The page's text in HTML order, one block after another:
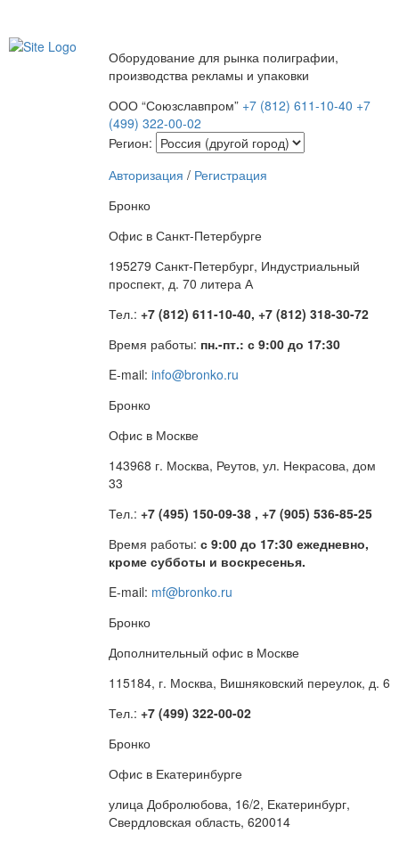
Оборудование для рынка полиграфии,
производства рекламы и упаковки
ООО “Союзславпром” +7 (812) 611-10-40 +7
(499) 322-00-02
Регион:
Авторизация / Регистрация
Бронко
Офис в Санкт-Петербурге
195279 Санкт-Петербург, Индустриальный
проспект, д. 70 литера А
Тел.: +7 (812) 611-10-40, +7 (812) 318-30-72
Время работы: пн.-пт.: с 9:00 до 17:30
E-mail: info@bronko.ru
Бронко
Офис в Москве
143968 г. Москва, Реутов, ул. Некрасова, дом
33
Тел.: +7 (495) 150-09-38 , +7 (905) 536-85-25
Время работы: с 9:00 до 17:30 ежедневно,
кроме субботы и воскресенья.
E-mail: mf@bronko.ru
Бронко
Дополнительный офис в Москве
115184, г. Москва, Вишняковский переулок, д. 6
Тел.: +7 (499) 322-00-02
Бронко
Офис в Екатеринбурге
улица Добролюбова, 16/2, Екатеринбург,
Свердловская область, 620014